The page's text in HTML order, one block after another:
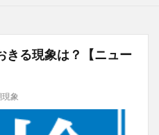
きる現象は？【ニュー
現象